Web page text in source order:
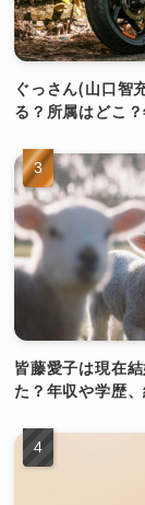
ぐっさん(山口智
る？所属はどこ
皆藤愛子は現在
た？年収や学歴